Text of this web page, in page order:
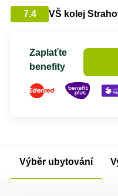
7.4 VŠ kolej
Zaplaťte
benefity
Výběr ubytování